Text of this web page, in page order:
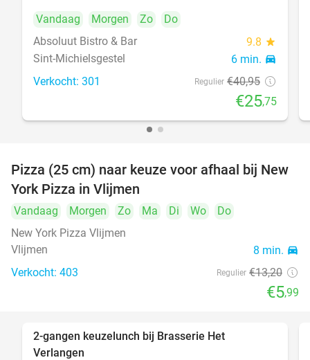
Vandaag
Morgen Zo
Do
Absoluut Bistro & Bar
9.8 star
Sint-Michielsgestel 6 min. directions_car
Verkocht: 301 Regulier €40,95
€25,75
55%
Pizza (25 cm) naar keuze voor afhaal bij New
York Pizza in Vlijmen
Vandaag Morgen Zo Ma Di Wo
Do
New York Pizza Vlijmen
Vlijmen
8 min. directions_car
Verkocht: 403 Regulier €13,20
€5,99
2-gangen keuzelunch bij Brasserie Het
Verlangen